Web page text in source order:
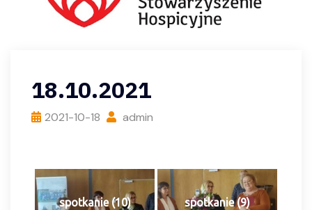
18.10.2021
2021-10-18 admin
spotkanie (10) spotkanie (9)